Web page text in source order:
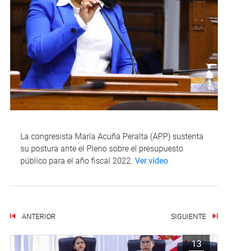
La congresista María Acuña Peralta (APP) sustenta
su postura ante el Pleno sobre el presupuesto
público para el año fiscal 2022. Ver vídeo
ANTERIOR SIGUIENTE
13